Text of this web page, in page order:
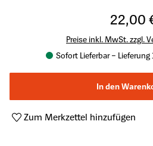
22,00
Preise inkl. MwSt. zzgl.
Sofort Lieferbar –
In den
Zum Merkzettel hinzufügen